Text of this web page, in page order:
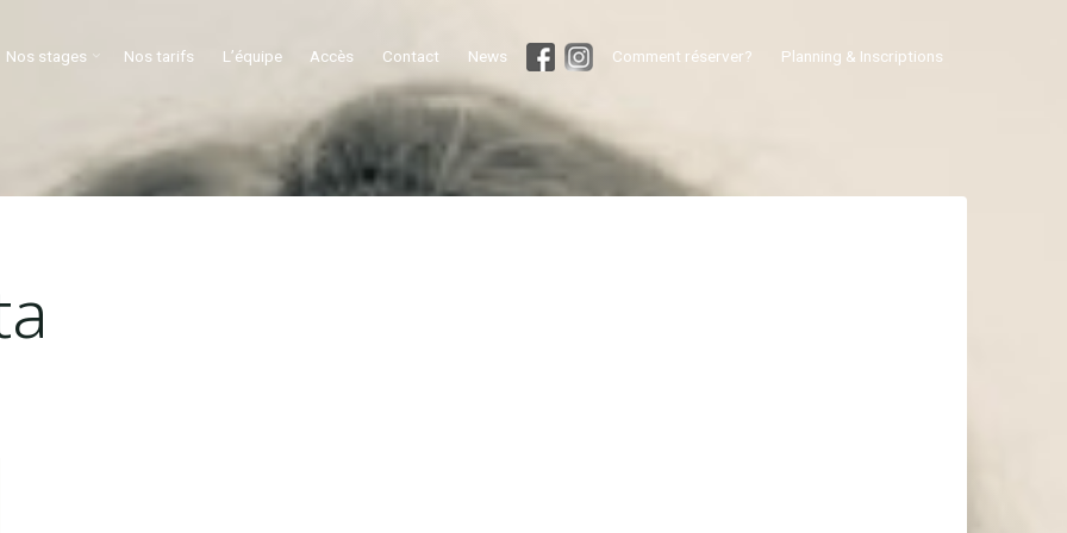
Nos stages Nos tarifs L’équipe Accès Contact News Comment réserver? Planning & Inscriptions